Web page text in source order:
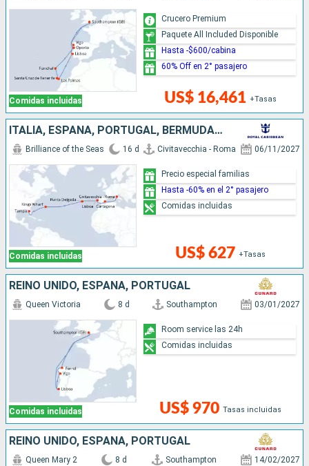
Comidas incluidas US$ 16,461 +Tasas
Crucero Premium
Paquete All Included Disponible
Hasta -$600/cabina
60% Off en 2° pasajero
ITALIA, ESPAÑA, PORTUGAL, BERMUDAS, ESTADOS UNIDOS
Comidas incluidas
Brilliance of the Seas 16 d Civitavecchia - Roma 06/11/2027
US$ 627 +Tasas
Precio especial familias
Hasta -60% en el 2° pasajero
Comidas incluidas
REINO UNIDO, ESPAÑA, PORTUGAL
Comidas incluidas
Queen Victoria 8 d Southampton 03/01/2027
US$ 970 Tasas incluidas
Room service las 24h
Comidas incluidas
REINO UNIDO, ESPAÑA, PORTUGAL
Queen Mary 2 8 d Southampton 14/02/2027